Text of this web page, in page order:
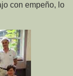
con empeño, lo